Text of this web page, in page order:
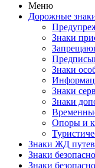
Меню
Дорожные
Знаки
Знаки
Знаки
Знаки
Опоры и
Знаки ЖД
Знаки
Знаки